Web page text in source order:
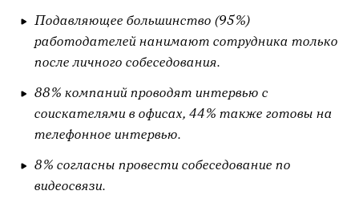
Подавляющее большинство (95%)
работодателей нанимают сотрудника только
после личного собеседования.
88% компаний проводят интервью с
соискателями в офисах, 44% также готовы на
телефонное интервью.
8% согласны провести собеседование по
видеосвязи.